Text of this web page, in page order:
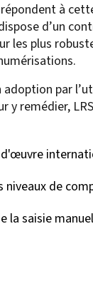
à
d’un
plus
par
y remédier,
d'œuvre
de
la saisie